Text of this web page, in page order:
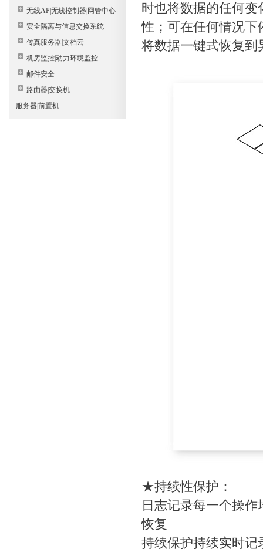
无线AP|无线控制器|网管中心
安全隔离与信息交换系统
传真服务器|文档云
机房监控|动力环境监控
邮件安全
路由器|交换机
服务器|前置机
时也将数据的任何
性；可在任何情况下
将数据一键式恢复到
★持续性保护：
日志记录每一个操
恢复
持续保护持续实时记